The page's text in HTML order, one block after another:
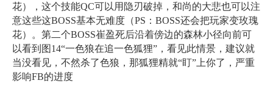
花），这个技能QC可以用隐刃破掉，和尚的大悲也可以注
意这些这BOSS基本无难度（PS：BOSS还会把玩家变玫瑰
花）。第二个BOSS崔盈死后沿着傍边的森林小径向前可
以看到图14“一色狼在追一色狐狸”，看见此情景，建议就
当没看见，不然杀了色狼，那狐狸精就“盯”上你了，严重
影响FB的进度